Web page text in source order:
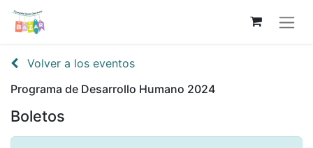
Volver a los eventos
Programa de Desarrollo Humano 2024
Boletos